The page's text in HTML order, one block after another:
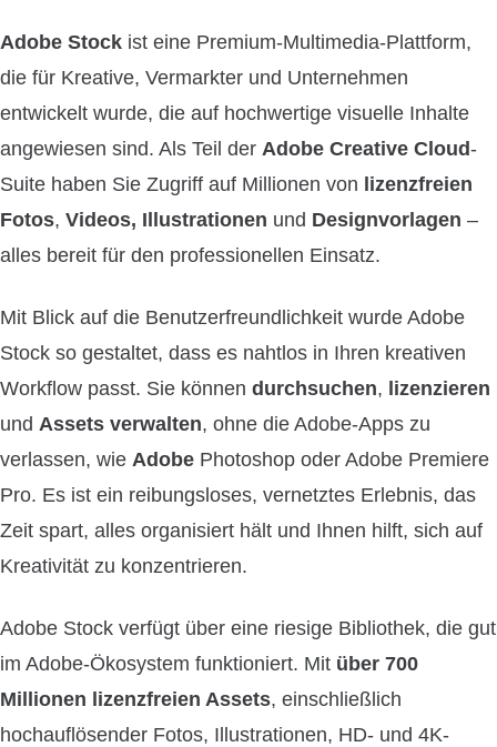
Adobe Stock ist eine Premium-Multimedia-Plattform,
die für Kreative, Vermarkter und Unternehmen
entwickelt wurde, die auf hochwertige visuelle Inhalte
angewiesen sind. Als Teil der Adobe Creative Cloud-
Suite haben Sie Zugriff auf Millionen von lizenzfreien
Fotos, Videos, Illustrationen und Designvorlagen –
alles bereit für den professionellen Einsatz.
Mit Blick auf die Benutzerfreundlichkeit wurde Adobe
Stock so gestaltet, dass es nahtlos in Ihren kreativen
Workflow passt. Sie können durchsuchen, lizenzieren
und Assets verwalten, ohne die Adobe-Apps zu
verlassen, wie Adobe Photoshop oder Adobe Premiere
Pro. Es ist ein reibungsloses, vernetztes Erlebnis, das
Zeit spart, alles organisiert hält und Ihnen hilft, sich auf
Kreativität zu konzentrieren.
Adobe Stock verfügt über eine riesige Bibliothek, die gut
im Adobe-Ökosystem funktioniert. Mit über 700
Millionen lizenzfreien Assets, einschließlich
hochauflösender Fotos, Illustrationen, HD- und 4K-